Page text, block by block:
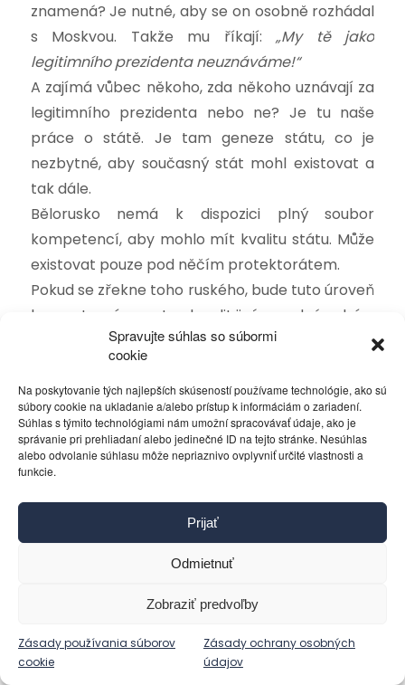
Spravujte súhlas so súbormi
cookie
Na poskytovanie tých najlepších skúseností používame technológie, ako sú
súbory cookie na ukladanie a/alebo prístup k informáciám o zariadení.
Súhlas s týmito technológiami nám umožní spracovávať údaje, ako je
správanie pri prehliadaní alebo jedinečné ID na tejto stránke. Nesúhlas
alebo odvolanie súhlasu môže nepriaznivo ovplyvniť určité vlastnosti a
funkcie.
Prijať
Odmietnuť
Zobraziť predvoľby
Zásady používania súborov
cookie
Zásady ochrany osobných
údajov
znamená? Je nutné, aby se on osobně rozhádal
s Moskvou. Takže mu říkají:„My tě jako
legitimního prezidenta neuznáváme!“
A zajímá vůbec někoho, zda někoho uznávají za
legitimního prezidenta nebo ne? Je tu naše
práce o státě. Je tam geneze státu, co je
nezbytné, aby současný stát mohl existovat a
tak dále.
Bělorusko nemá k dispozici plný soubor
kompetencí, aby mohlo mít kvalitu státu. Může
existovat pouze pod něčím protektorátem.
Pokud se zřekne toho ruského, bude tuto úroveň
kompetencí muset nahradit jiným nadnárodním
řízením. A jakým? Tím řízením, které v podstatě
již ohlásilo Lukašenkův osud, že má skončit jako
Kaddáfí, Saddám Husajn nebo Ceausescu.
Jiná varianta není. Ti všichni se pokoušeli
dohodnout, aby dopadli alespoň jako Mubárak. I
když i pro něho je katastrofou, že za všechny
Takže Lukašenka je třeba odtrhnout.
Musíte pochopit jednu věc, že ani jeden stát,
ANI JEDEN STÁT nepotřebuje, aby ho někde
někdo legitimizoval
kontroluje své území, uplatňuje tam svou moc a
řízení, tak budou muset v každém případě na